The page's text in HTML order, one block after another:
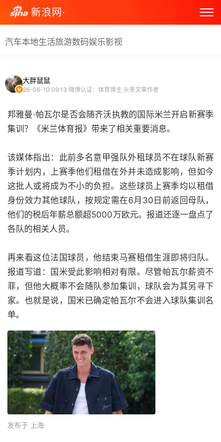
新浪网·
汽车本地生活旅游数码娱乐影视
大胖鼠鼠
26-06-10 09:13 微博认证：体育博主 头条文章作者
邦雅曼·帕瓦尔是否会随齐沃执教的国际米兰开启新赛季
集训？《米兰体育报》带来了相关重要消息。
该媒体指出：此前多名意甲强队外租球员不在球队新赛
季计划内，上赛季他们租借在外并未造成影响，但如今
这批人或将成为不小的负担。这些球员上赛季均以租借
身份效力其他球队，按规定需在6月30日前返回母队，
他们的税后年薪总额超5000万欧元。报道还逐一盘点了
各队的相关人员。
再来看这位法国球员，他结束马赛租借生涯即将归队。
报道写道：国米受此影响相对有限。尽管帕瓦尔薪资不
菲，但他大概率不会随队参加集训，球队会为其另寻下
家。也就是说，国米已确定帕瓦尔不会进入球队集训名
单。
发布于 上海